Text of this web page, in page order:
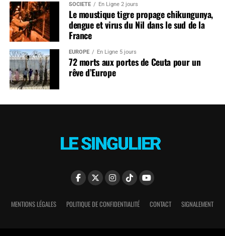
SOCIÉTÉ En Ligne 2 jours
Le moustique tigre propage chikungunya,
dengue et virus du Nil dans le sud de la
France
EUROPE En Ligne 5 jours
72 morts aux portes de Ceuta pour un
rêve d’Europe
MENTIONS LÉGALES POLITIQUE DE CONFIDENTIALITÉ CONTACT SIGNALEMENT